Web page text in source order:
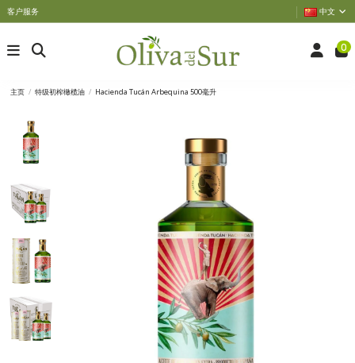
客户服务 中文
0
主页 特级初榨橄榄油 Hacienda Tucán Arbequina 500毫升